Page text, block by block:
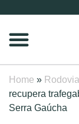
Home »
recupera
Serra Gaúcha